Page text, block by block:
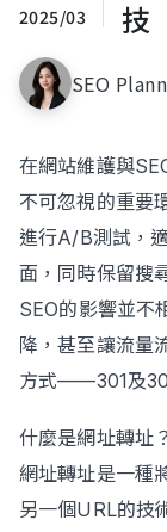
Website
Portfolio
Case Studies:
2025/03
技
SEO
在網站維護與
不可忽視的重要
進行A/B測試，
面，同時保留搜
SEO的影響並不
降，甚至讓流量
方式——301及
什麼是網址轉址？
網址轉址是一種
另一個URL的技